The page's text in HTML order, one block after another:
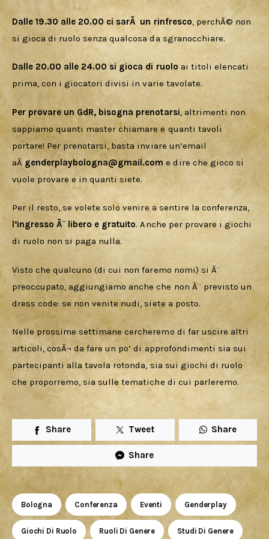
Dalle 19.30 alle 20.00 ci sarÃ  un rinfresco, perchÃ© non
si gioca di ruolo senza qualcosa da sgranocchiare.
Dalle 20.00 alle 24.00 si gioca di ruolo ai titoli elencati
prima, con i giocatori divisi in varie tavolate.
Per provare un GdR, bisogna prenotarsi, altrimenti non
sappiamo quanti master chiamare e quanti tavoli
portare! Per prenotarsi, basta inviare un’email
aÂ genderplaybologna@gmail.com e dire che gioco si
vuole provare e in quanti siete.
Per il resto, se volete solo venire a sentire la conferenza,
l’ingresso Ã¨ libero e gratuito. Anche per provare i giochi
di ruolo non si paga nulla.
Visto che qualcuno (di cui non faremo nomi) si Ã¨
preoccupato, aggiungiamo anche che non Ã¨ previsto un
dress code: se non venite nudi, siete a posto.
Nelle prossime settimane cercheremo di far uscire altri
articoli, cosÃ¬ da fare un po’ di approfondimenti sia sui
partecipanti alla tavola rotonda, sia sui giochi di ruolo
che proporremo, sia sulle tematiche di cui parleremo.
Share Tweet Share
Share
Bologna Conferenza Eventi Genderplay
Giochi Di Ruolo Ruoli Di Genere Studi Di Genere